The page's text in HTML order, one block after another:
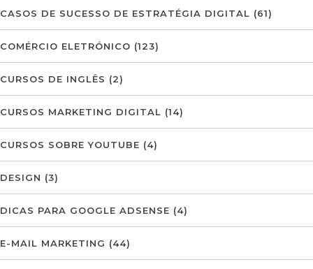
CASOS DE SUCESSO DE ESTRATÉGIA DIGITAL (61)
COMÉRCIO ELETRÓNICO (123)
CURSOS DE INGLÊS (2)
CURSOS MARKETING DIGITAL (14)
CURSOS SOBRE YOUTUBE (4)
DESIGN (3)
DICAS PARA GOOGLE ADSENSE (4)
E-MAIL MARKETING (44)